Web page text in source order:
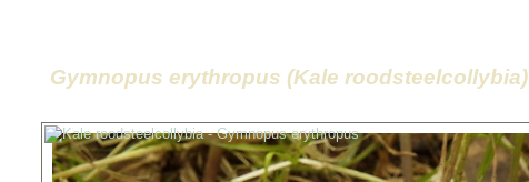
Gymnopus erythropus (Kale roodsteelcollybia)